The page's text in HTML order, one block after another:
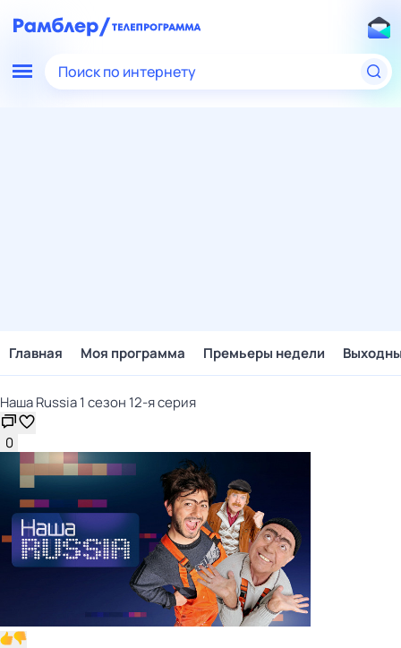
Поиск по интернету
Главная Моя программа Премьеры недели
Наша Russia 1 сезон 12-я серия
0